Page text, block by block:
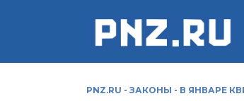
PNZ.RU - ЗАКОНЫ - В ЯНВАРЕ